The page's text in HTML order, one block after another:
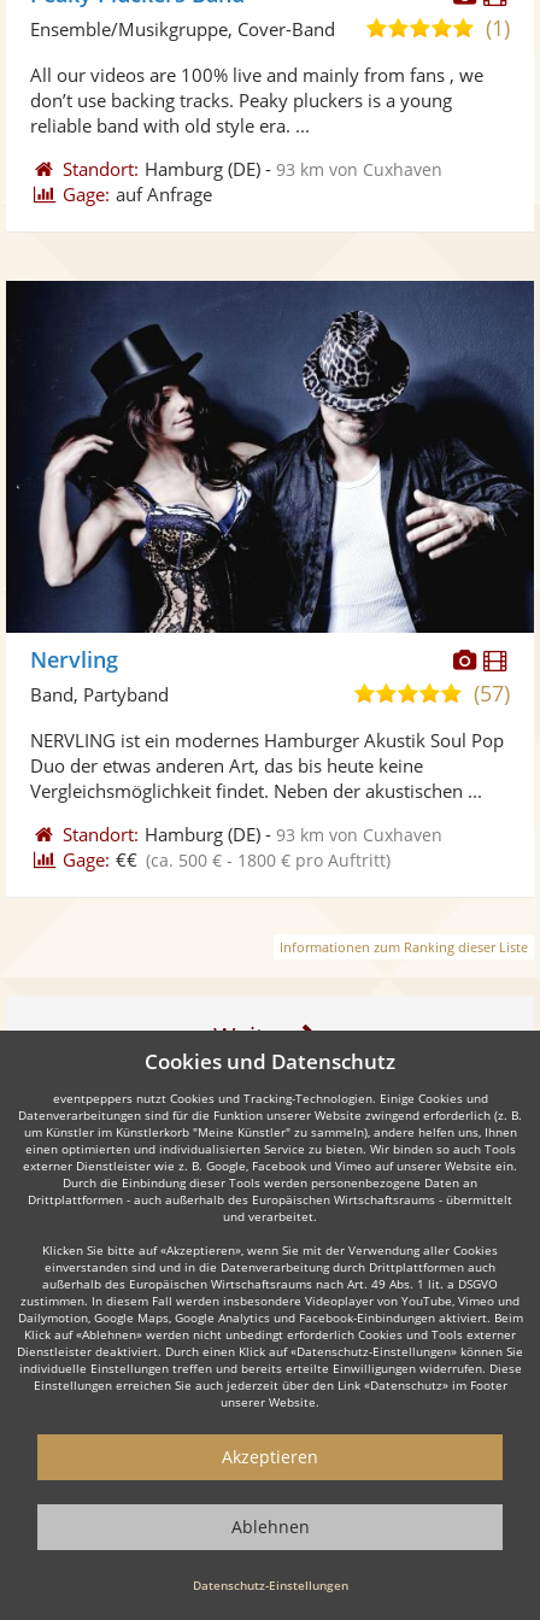
Fotos
5,0
5
(1)
Ensemble/Musikgruppe, Cover-Band
All our videos are 100% live and mainly from fans , we
don’t use backing tracks. Peaky pluckers is a young
reliable band with old style era. ...
Standort: Hamburg (DE) -93 km von Cuxhaven
Gage: auf Anfrage
Fotos
Nervling
5,0
5
Sternen
(57)
Band, Partyband
NERVLING ist ein modernes Hamburger Akustik Soul Pop
Duo der etwas anderen Art, das bis heute keine
Vergleichsmöglichkeit findet. Neben der akustischen ...
Standort: Hamburg (DE) -93 km von Cuxhaven
Gage: €€ (ca. 500 € - 1800 € pro Auftritt)
Informationen zum Ranking dieser Liste
Weiter
Auch interessant:
Rock Top 40 Tanz- & Showband Oktoberfestband
Wie funktioniert's?
Starten Sie mit dem Button 'Kostenlos anfragen' eine Anfrage an die für
Sie interessanten Bands - also z. B. bestimmte Schlagerbands &
Oldiebands. Diesen Button finden Sie auf den jeweiligen Künstler-Profil-
Seiten der Musiker.
Cookies und Datenschutz
eventpeppers nutzt Cookies und Tracking-Technologien. Einige Cookies und
Datenverarbeitungen sind für die Funktion unserer Website zwingend erforderlich (z. B.
um Künstler im Künstlerkorb "Meine Künstler" zu sammeln), andere helfen uns, Ihnen
einen optimierten und individualisierten Service zu bieten. Wir binden so auch Tools
externer Dienstleister wie z. B. Google, Facebook und Vimeo auf unserer Website ein.
Durch die Einbindung dieser Tools werden personenbezogene Daten an
Drittplattformen - auch außerhalb des Europäischen Wirtschaftsraums - übermittelt
und verarbeitet.
Klicken Sie bitte auf «Akzeptieren», wenn Sie mit der Verwendung aller Cookies
einverstanden sind und in die Datenverarbeitung durch Drittplattformen auch
außerhalb des Europäischen Wirtschaftsraums nach Art. 49 Abs. 1 lit. a DSGVO
zustimmen. In diesem Fall werden insbesondere Videoplayer von YouTube, Vimeo und
Dailymotion, Google Maps, Google Analytics und Facebook-Einbindungen aktiviert. Beim
Klick auf «Ablehnen» werden nicht unbedingt erforderlich Cookies und Tools externer
Dienstleister deaktiviert. Durch einen Klick auf «Datenschutz-Einstellungen» können Sie
individuelle Einstellungen treffen und bereits erteilte Einwilligungen widerrufen. Diese
Einstellungen erreichen Sie auch jederzeit über den Link «Datenschutz» im Footer
unserer Website.
Datenschutz-Einstellungen
Akzeptieren
Ablehnen